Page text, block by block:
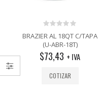
0
out
of
5
BRAZIER AL 18QT C/TAPA
(U-ABR-18T)
$73,43 + IVA
COTIZAR